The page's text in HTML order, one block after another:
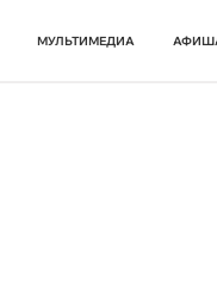
МУЛЬТИМЕДИА